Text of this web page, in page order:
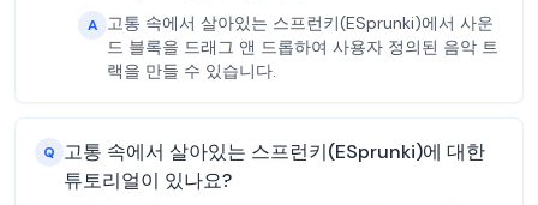
A 고통 속에서 살아있는 스프런키(ESprunki)에서 사운
드 블록을 드래그 앤 드롭하여 사용자 정의된 음악 트
랙을 만들 수 있습니다.
Q 고통 속에서 살아있는 스프런키(ESprunki)에 대한
튜토리얼이 있나요?